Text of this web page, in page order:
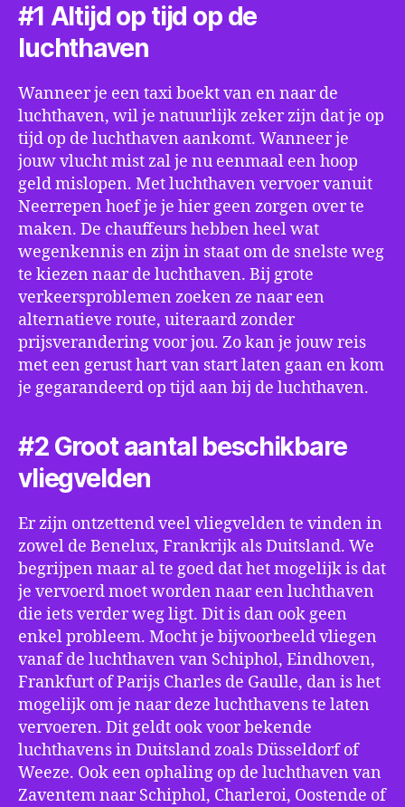
#1 Altijd op tijd op de
luchthaven
Wanneer je een taxi boekt van en naar de
luchthaven, wil je natuurlijk zeker zijn dat je op
tijd op de luchthaven aankomt. Wanneer je
jouw vlucht mist zal je nu eenmaal een hoop
geld mislopen. Met luchthaven vervoer vanuit
Neerrepen hoef je je hier geen zorgen over te
maken. De chauffeurs hebben heel wat
wegenkennis en zijn in staat om de snelste weg
te kiezen naar de luchthaven. Bij grote
verkeersproblemen zoeken ze naar een
alternatieve route, uiteraard zonder
prijsverandering voor jou. Zo kan je jouw reis
met een gerust hart van start laten gaan en kom
je gegarandeerd op tijd aan bij de luchthaven.
#2 Groot aantal beschikbare
vliegvelden
Er zijn ontzettend veel vliegvelden te vinden in
zowel de Benelux, Frankrijk als Duitsland. We
begrijpen maar al te goed dat het mogelijk is dat
je vervoerd moet worden naar een luchthaven
die iets verder weg ligt. Dit is dan ook geen
enkel probleem. Mocht je bijvoorbeeld vliegen
vanaf de luchthaven van Schiphol, Eindhoven,
Frankfurt of Parijs Charles de Gaulle, dan is het
mogelijk om je naar deze luchthavens te laten
vervoeren. Dit geldt ook voor bekende
luchthavens in Duitsland zoals Düsseldorf of
Weeze. Ook een ophaling op de luchthaven van
Zaventem naar Schiphol, Charleroi, Oostende of